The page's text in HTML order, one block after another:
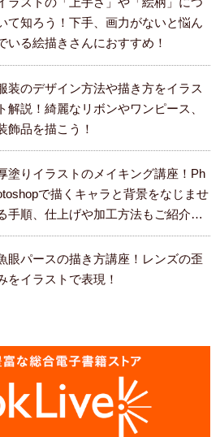
て知ろう！下手、画力がないと悩ん
いる絵描きさんにおすすめ！
装のデザイン方法や描き方をイラス
ト解説！綺麗なリボンやワンピース、
飾品を描こう！
塗りイラストのメイキング講座！Ph
で描くキャラと背景をなじませ
手順、仕上げや加工方法もご紹介し
す。
眼パースの描き方講座！レンズの歪
をイラストで表現！